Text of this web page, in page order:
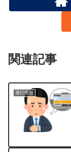
関連記事
運行情報